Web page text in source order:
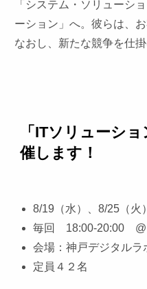
「システム・ソリューシ
ーション」へ。彼らは、
なおし、新たな競争を仕
「ITソリューシ
催します ！
8/19（水）、8/25（火
毎回 18:00-20:00 @
会場：神戸デジタルラ
定員４２名